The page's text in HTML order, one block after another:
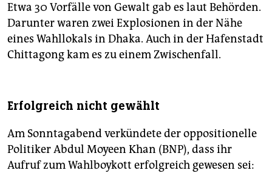
Etwa 30 Vorfälle von Gewalt gab es laut Behörden.
Darunter waren zwei Explosionen in der Nähe
eines Wahllokals in Dhaka. Auch in der Hafenstadt
Chittagong kam es zu einem Zwischenfall.
Erfolgreich nicht gewählt
Am Sonntagabend verkündete der oppositionelle
Politiker Abdul Moyeen Khan (BNP), dass ihr
Aufruf zum Wahlboykott erfolgreich gewesen sei: